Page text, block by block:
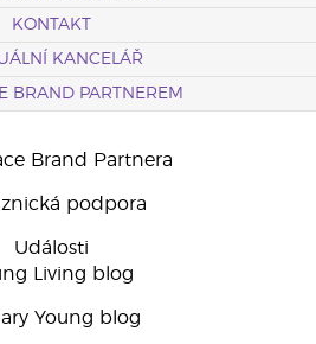
KONTAKT
KANCELÁŘ
BRAND PARTNEREM
Brand Partnera
podpora
Události
Living blog
Young blog